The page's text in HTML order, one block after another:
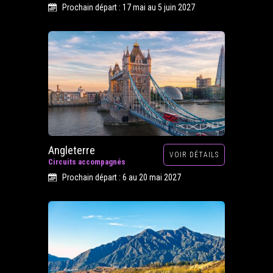
Prochain départ : 17 mai au 5 juin 2027
Angleterre
Circuits accompagnés
VOIR DÉTAILS
Prochain départ : 6 au 20 mai 2027